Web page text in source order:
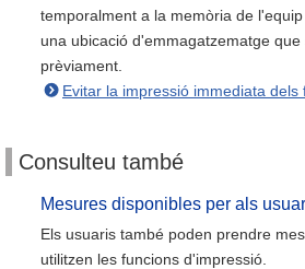
temporalment a la memòria de
una ubicació d'emmagatzematge
prèviament.
Evitar la impressió immediata dels
Consulteu també
Mesures disponibles per als
Els usuaris també poden prendre
utilitzen les funcions d'impressió.